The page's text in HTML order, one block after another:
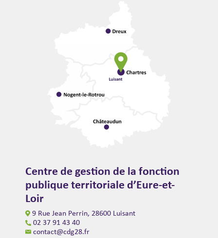
Centre de gestion de la fonction
publique territoriale d’Eure-et-
Loir
9 Rue Jean Perrin, 28600 Luisant
02 37 91 43 40
contact@cdg28.fr